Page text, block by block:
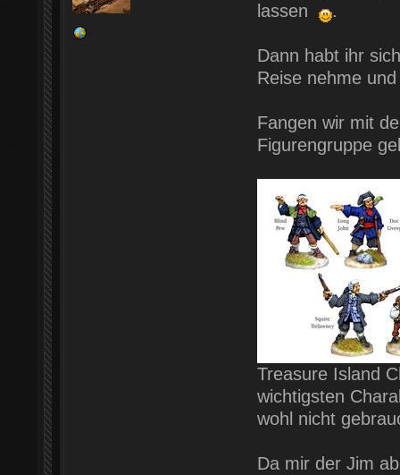
lassen
.
Dann habt ihr
Reise nehme
Fangen wir mit
Figurengruppe
Treasure Island
wichtigsten
wohl nicht
Da mir der Jim